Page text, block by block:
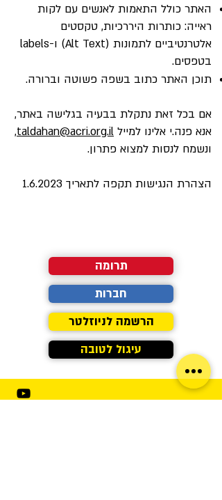
האתר כולל התאמות לאנשים עם לקות
ראייה: כותרות היררכיות, טקסטים
אלטרנטיביים לתמונות (Alt Text) ו-labels
בטפסים.
תוכן האתר כתוב בשפה פשוטה וברורה.
אם בכל זאת נתקלת בבעיה בגלישה באתר,
אנא פנה.י אלינו למייל taldahan@acri.org.il
,
ונשמח לנסות למצוא פתרון.
הצהרת הנגישות תקפה לתאריך 1.6.2023
תרומה
חברות
הרשמה לניוזלטר
עיגול לטובה